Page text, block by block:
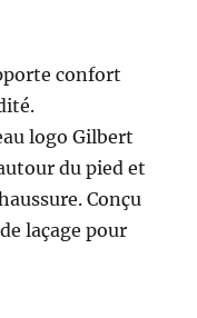
confort
logo Gilbert
du pied et
Conçu
laçage pour